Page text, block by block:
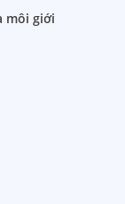
môi giới